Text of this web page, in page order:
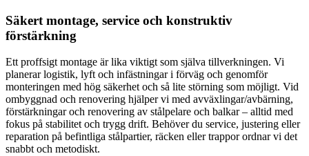
Säkert montage, service och konstruktiv
förstärkning
Ett proffsigt montage är lika viktigt som själva tillverkningen. Vi
planerar logistik, lyft och infästningar i förväg och genomför
monteringen med hög säkerhet och så lite störning som möjligt. Vid
ombyggnad och renovering hjälper vi med avväxlingar/avbärning,
förstärkningar och renovering av stålpelare och balkar – alltid med
fokus på stabilitet och trygg drift. Behöver du service, justering eller
reparation på befintliga stålpartier, räcken eller trappor ordnar vi det
snabbt och metodiskt.